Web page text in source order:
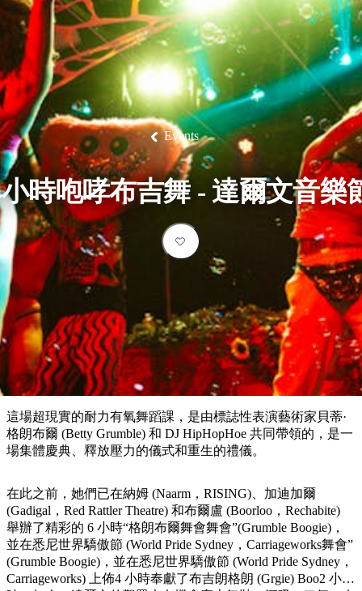
主
目
錄
必
訪
景
點
最
受
歡
迎
目
的
地
內
陸
和
戶
外
按
地
區
探
索
達
爾
愛
麗
斯
泉
烏
魯
卡
卡
杜
國
家
公
李
治
菲
特
國
公
園
瓦
塔
卡
國
公
園
提
維
群
島
阿
納
姆
地
塔
蘭
卡
溫
泉
尼
特
魯
克
國
家
公
卡
魯
卡
魯
魔
鬼
大
理
石
保
護
區
馬
古
布
茨
奧
里
/
西
麥
克
唐
納
國
家
公
園
必
玩
活
動
體
驗
旅
客
類
型
推
薦
榜
單
文
化
體
美
食
攻
略
節
慶
與
活
戶
外
和
探
自
然
和
野
生
植
物
歷
史
文
物
釣
魚
豪
華
旅
游
營
和
豪
華
野
自
駕
規
您
的
旅
行
規
劃
和
預
訂
實
用
資
訊
規
劃
工
具
住
導
覽
團
車
和
交
通
工
Events
時咆哮布吉舞 - 達爾文音樂
這場超現實的耐力有氧舞蹈課，是由標誌性表演藝術家貝蒂·
格朗布爾 (Betty Grumble) 和 DJ HipHopHoe 共同帶領的，是一
場集體慶典、釋放壓力的儀式和重生的禮儀。
在此之前，她們已在納姆 (Naarm，RISING)、加迪加爾
(Gadigal，Red Rattler Theatre) 和布爾盧 (Boorloo，Rechabite)
舉辦了精彩的 6 小時“格朗布爾舞會舞會”(Grumble Boogie)，
並在悉尼世界驕傲節 (World Pride Sydney，Carriageworks舞會”
(Grumble Boogie)，並在悉尼世界驕傲節 (World Pride Sydney，
Carriageworks) 上佈4 小時奉獻了布吉朗格朗 (Grgie) Boo2 小